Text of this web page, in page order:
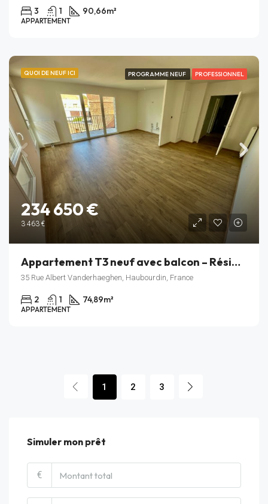
3 1 90,66m²
APPARTEMENT
QUOI DE NEUF ICI PROGRAMME NEUF PROFESSIONNEL
234 650 €
3 463 €
Appartement T3 neuf avec balcon – Résidence Rive Gauche – Haubourdin – Lot A_203
35 Rue Albert Vanderhaeghen, Haubourdin, France
2 1 74,89m²
APPARTEMENT
1 2 3
Simuler mon prêt
€